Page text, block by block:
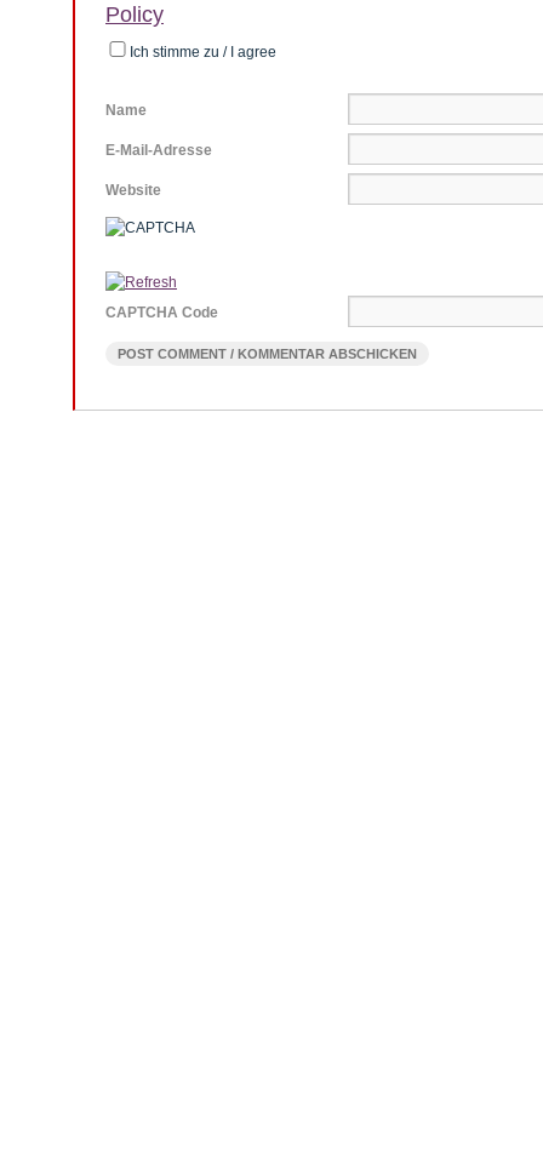
Policy
Ich stimme zu / I agree
Name
E-Mail-Adresse
Website
CAPTCHA Code